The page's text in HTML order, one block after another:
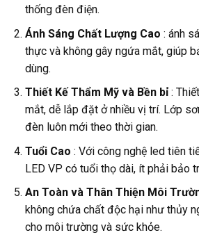
thống đèn điện.
Ánh Sáng Chất Lượng Cao : ánh
thực và không gây ngứa mắt, giúp
dùng.
Thiết Kế Thẩm Mỹ và Bền bỉ:
mắt, dễ lắp đặt ở nhiều vị trí. Lớp
đèn luôn mới theo thời gian.
Tuổi Cao : Với công nghệ led tiên
LED VP có tuổi thọ dài, ít phải bảo
An Toàn và Thân Thiện Môi
không chứa chất độc hại như thủy
cho môi trường và sức khỏe.